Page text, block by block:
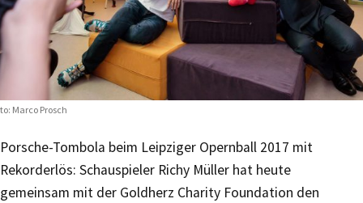
Marco Prosch
Porsche-Tombola beim Leipziger Opernball 2017 mit
Rekorderlös: Schauspieler Richy Müller hat heute
gemeinsam mit der Goldherz Charity Foundation den